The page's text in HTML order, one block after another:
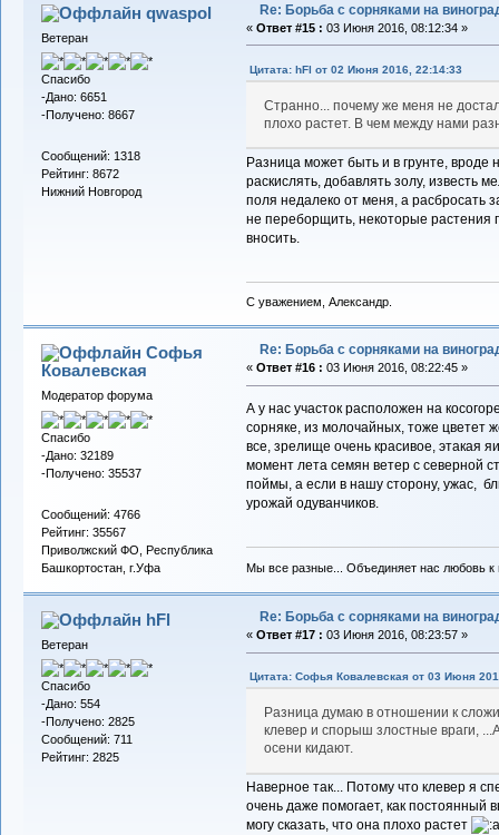
qwaspol
Ветеран
Спасибо
-Дано: 6651
-Получено: 8667
Сообщений: 1318
Рейтинг: 8672
Нижний Новгород
Re: Борьба с сорняками на
« Ответ #15 : 03 Июня 2016, 08:12:34 »
Цитата: hFl от 02 Июня 2016, 22:14:33
Странно... почему же меня не
плохо растет. В чем между нами
Разница может быть и в грунте, вроде
раскислять, добавлять золу, известь
поля недалеко от меня, а расбросать
не переборщить, некоторые растения
вносить.
С уважением, Александр.
Софья
Ковалевская
Модератор форума
Спасибо
-Дано: 32189
-Получено: 35537
Сообщений: 4766
Рейтинг: 35567
Приволжский ФО, Республика
Башкортостан, г.Уфа
Re: Борьба с сорняками на
« Ответ #16 : 03 Июня 2016, 08:22:45 »
А у нас участок расположен на
сорняке, из молочайных, тоже цветет
все, зрелище очень красивое, этакая
момент лета семян ветер с северной
поймы, а если в нашу сторону, ужас,
урожай одуванчиков.
Мы все разные... Объединяет нас любовь к
hFl
Ветеран
Спасибо
-Дано: 554
-Получено: 2825
Сообщений: 711
Рейтинг: 2825
Re: Борьба с сорняками на
« Ответ #17 : 03 Июня 2016, 08:23:57 »
Цитата: Софья Ковалевская от 03 Июня
Разница думаю в отношении к
клевер и спорыш злостные враги,
осени кидают.
Наверное так... Потому что клевер я
очень даже помогает, как постоянный
могу сказать, что она плохо растет